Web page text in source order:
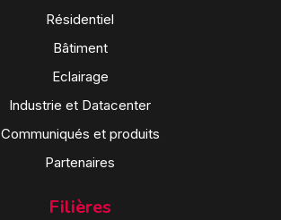
Résidentiel
Bâtiment
Eclairage
Industrie et Datacenter
Communiqués et produits
Partenaires
Filières